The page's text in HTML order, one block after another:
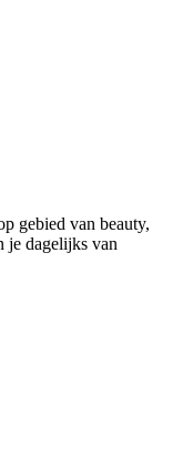
gebied van beauty,
je dagelijks van